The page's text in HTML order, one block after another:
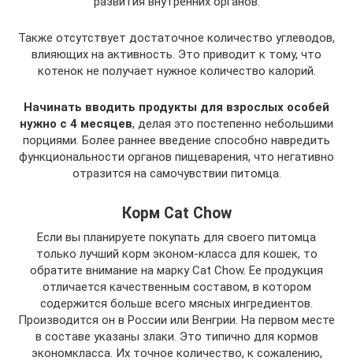
Также отсутствует достаточное количество углеводов,
влияющих на активность. Это приводит к тому, что
котенок не получает нужное количество калорий.
Начинать вводить продукты для взрослых особей
нужно с 4 месяцев, делая это постепенно небольшими
порциями. Более раннее введение способно навредить
функциональности органов пищеварения, что негативно
отразится на самочувствии питомца.
Корм Cat Chow
Если вы планируете покупать для своего питомца
только лучший корм эконом-класса для кошек, то
обратите внимание на марку Cat Chow. Ее продукция
отличается качественным составом, в котором
содержится больше всего мясных ингредиентов.
Производится он в России или Венгрии. На первом месте
в составе указаны злаки. Это типично для кормов
экономкласса. Их точное количество, к сожалению,